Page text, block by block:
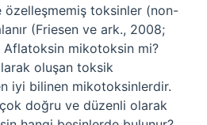
özelleşmemiş toksinler (non-
(Friesen ve ark., 2008;
mikotoksin mi?
oluşan toksik
iyi bilinen mikotoksinlerdir.
doğru ve düzenli olarak